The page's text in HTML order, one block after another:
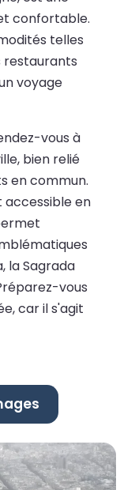
confortable.
telles
restaurants
voyage
vous à
bien relié
en commun.
accessible en
la Sagrada
vous
car il s'agit